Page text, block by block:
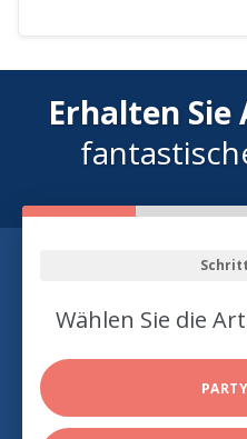
Erhalten Sie
Wählen Sie die